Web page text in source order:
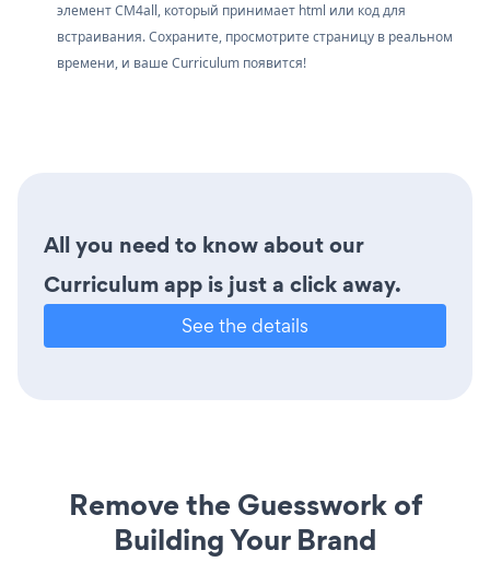
элемент CM4all, который принимает html или код для
встраивания. Сохраните, просмотрите страницу в реальном
времени, и ваше Curriculum появится!
All you need to know about our
Curriculum app is just a click away.
See the details
Remove the Guesswork of
Building Your Brand